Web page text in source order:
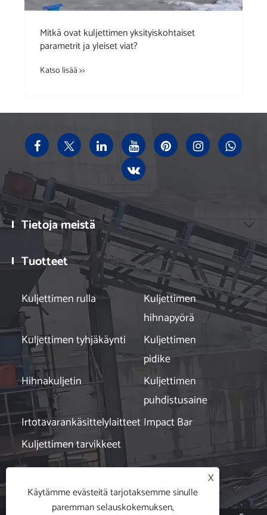
Hubei Xin Aneng Conveying Machinery Co., Ltd.
teki debyyttinsä vuoden 2024 Mongolia-
Katso lisää >>
Tietoja meistä 
Tuotteet 
Kuljettimen rulla
Kuljettimen
hihnapyörä
Kuljettimen tyhjäkäynti
Kuljettimen
pidike
Hihnakuljetin
Kuljettimen
puhdistusaine
Irtotavarankäsittelylaitteet Impact Bar
Kuljettimen tarvikkeet

X
Käytämme evästeitä tarjotaksemme sinulle
paremman selauskokemuksen,